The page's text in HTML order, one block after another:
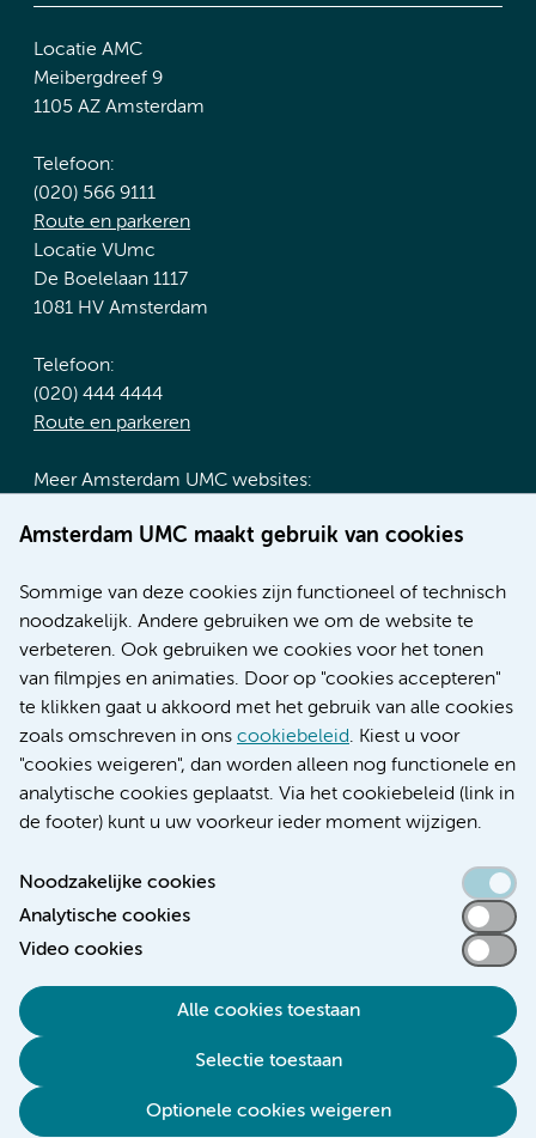
Amsterdam UMC maakt gebruik van cookies
Sommige van deze cookies zijn functioneel of technisch
noodzakelijk. Andere gebruiken we om de website te
verbeteren. Ook gebruiken we cookies voor het tonen
van filmpjes en animaties. Door op "cookies accepteren"
te klikken gaat u akkoord met het gebruik van alle cookies
zoals omschreven in ons cookiebeleid. Kiest u voor
"cookies weigeren", dan worden alleen nog functionele en
analytische cookies geplaatst. Via het cookiebeleid (link in
de footer) kunt u uw voorkeur ieder moment wijzigen.
Noodzakelijke cookies
Analytische cookies
Video cookies
Alle cookies toestaan
Selectie toestaan
Optionele cookies weigeren
Locatie AMC
Meibergdreef 9
1105 AZ Amsterdam
Telefoon:
(020) 566 9111
Route en parkeren
Locatie VUmc
De Boelelaan 1117
1081 HV Amsterdam
Telefoon:
(020) 444 4444
Route en parkeren
Meer Amsterdam UMC websites:
Werken bij Amsterdam UMC
Nieuws
Research
Educatie locatie AMC
Educatie locatie VUmc
Verwijzen & diagnostiek
Toegankelijkheidsverklaring
Responsible disclosure